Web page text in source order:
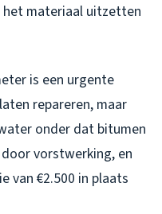
het materiaal uitzetten
is een urgente
repareren, maar
onder dat bitumen
vorstwerking, en
van €2.500 in plaats